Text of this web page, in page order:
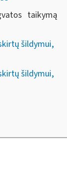
taikymą
šildymui,
šildymui,